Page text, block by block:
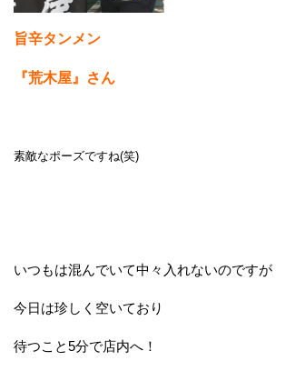
旨辛タンメン
『荒木屋』さん
素敵なポーズですね(笑)
いつもは混んでいて中々入れないのですが
今日は珍しく空いており
待つこと5分で店内へ！